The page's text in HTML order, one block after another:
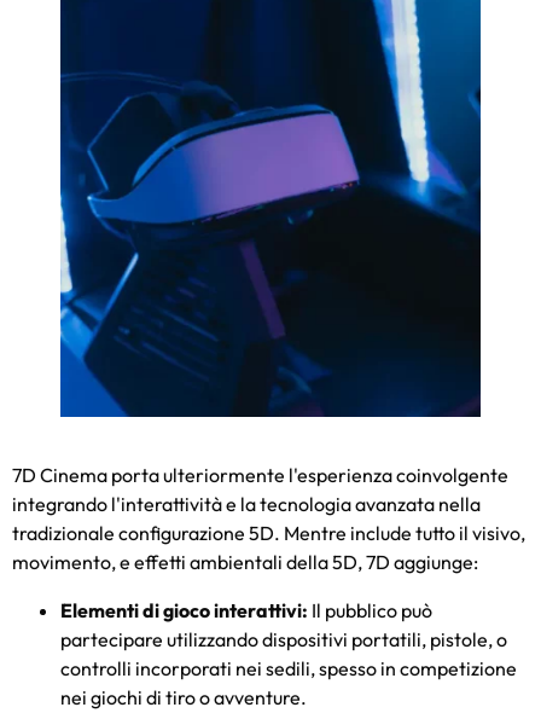
7D Cinema porta ulteriormente l'esperienza coinvolgente
integrando l'interattività e la tecnologia avanzata nella
tradizionale configurazione 5D. Mentre include tutto il visivo,
movimento, e effetti ambientali della 5D, 7D aggiunge:
Elementi di gioco interattivi: Il pubblico può
partecipare utilizzando dispositivi portatili, pistole, o
controlli incorporati nei sedili, spesso in competizione
nei giochi di tiro o avventure.